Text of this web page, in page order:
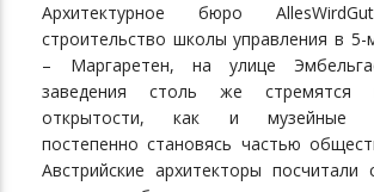
Архитектурное бюро
строительство школы управления в
– Маргаретен, на улице
заведения столь же стремятся
открытости, как и музейные
постепенно становясь частью
Австрийские архитекторы посчитали